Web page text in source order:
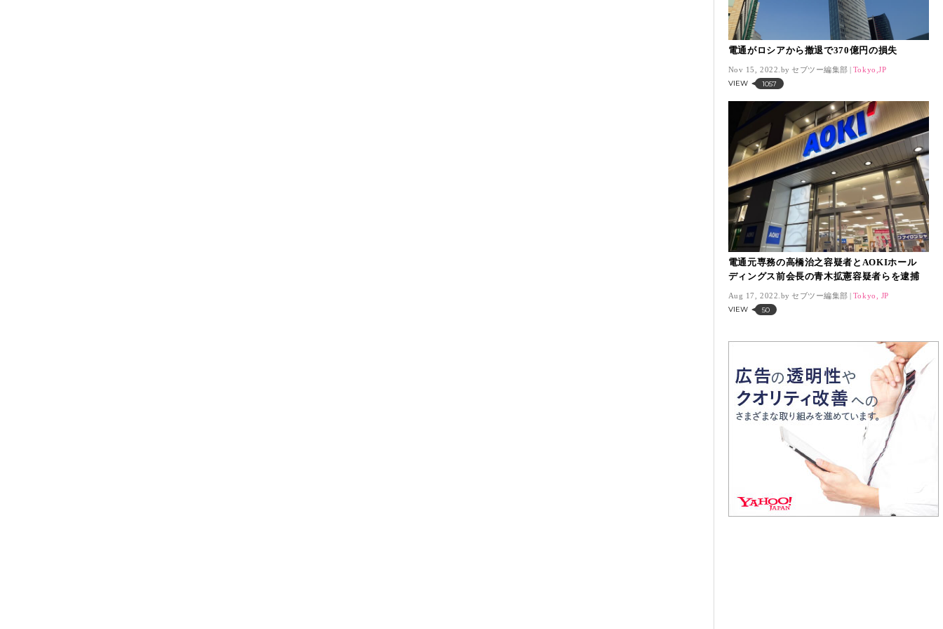
電通がロシアから撤退で370億円の損失
Nov 15, 2022. セブツー編集部 Tokyo,JP
VIEW 1057
電通元専務の高橋治之容疑者とAOKIホール
ディングス前会長の青木拡憲容疑者らを逮捕
Aug 17, 2022. セブツー編集部 Tokyo, JP
VIEW 50